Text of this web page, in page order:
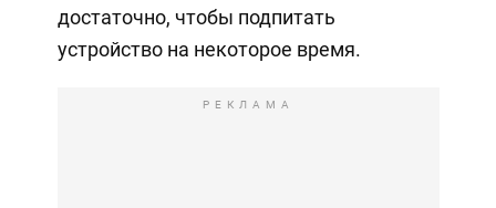
достаточно, чтобы подпитать
устройство на некоторое время.
РЕКЛАМА